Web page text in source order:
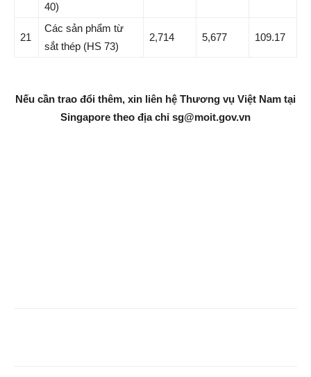
40)
21
Các sản phẩm từ
sắt thép (HS 73)
2,714 5,677 109.17
Nếu cần trao đổi thêm, xin liên hệ Thương vụ Việt Nam tại
Singapore theo địa chỉ sg@moit.gov.vn